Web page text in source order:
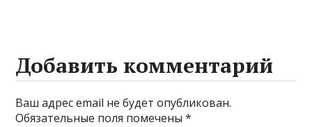
Добавить комментарий
Ваш адрес email не будет опубликован.
Обязательные поля помечены*